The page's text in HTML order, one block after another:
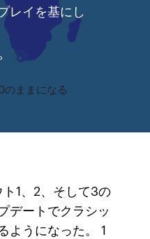
レイを基にし
のままになる
1、2、そして3の
デートでクラシッ
ようになった。 1